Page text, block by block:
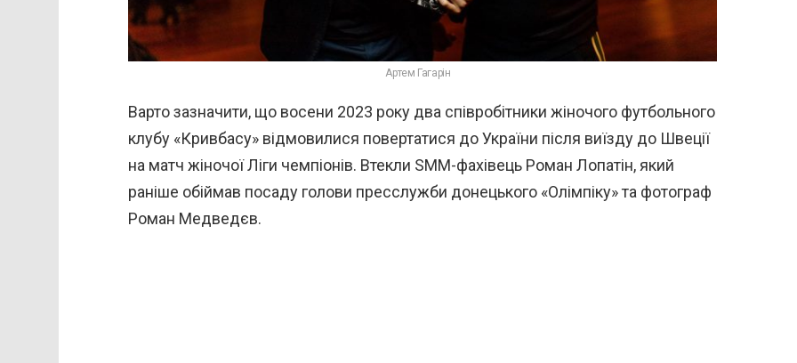
Артем Гагарін
Варто зазначити, що восени 2023 року два співробітники жіночого футбольного
клубу «Кривбасу» відмовилися повертатися до України після виїзду до Швеції
на матч жіночої Ліги чемпіонів. Втекли SMM-фахівець Роман Лопатін, який
раніше обіймав посаду голови пресслужби донецького «Олімпіку» та фотограф
Роман Медведєв.